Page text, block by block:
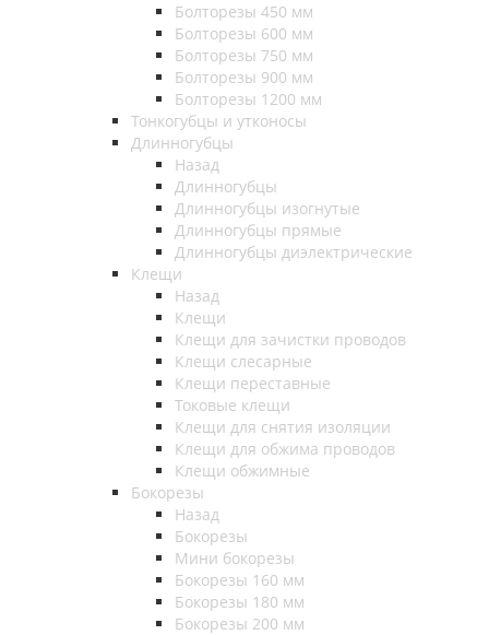
Болторезы 450 мм
Болторезы 600 мм
Болторезы 750 мм
Болторезы 900 мм
Болторезы 1200 мм
Тонкогубцы и утконосы
Длинногубцы
Назад
Длинногубцы
Длинногубцы изогнутые
Длинногубцы прямые
Длинногубцы диэлектрические
Клещи
Назад
Клещи
Клещи для зачистки проводов
Клещи слесарные
Клещи переставные
Токовые клещи
Клещи для снятия изоляции
Клещи для обжима проводов
Клещи обжимные
Бокорезы
Назад
Бокорезы
Мини бокорезы
Бокорезы 160 мм
Бокорезы 180 мм
Бокорезы 200 мм